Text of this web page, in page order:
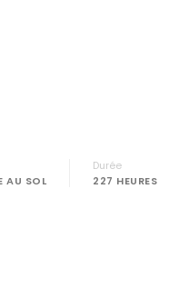
AU SOL
Durée
227 HEURES